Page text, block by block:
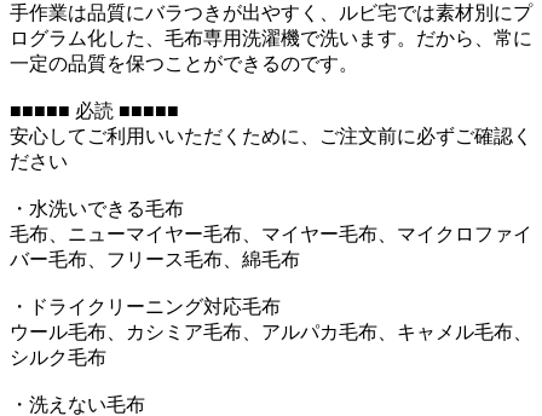
手作業は品質にバラつきが出やすく、ルビ宅では素材別にプ
ログラム化した、毛布専用洗濯機で洗います。だから、常に
一定の品質を保つことができるのです。
■■■■■ 必読 ■■■■■
安心してご利用いいただくために、ご注文前に必ずご確認く
ださい
・水洗いできる毛布
毛布、ニューマイヤー毛布、マイヤー毛布、マイクロファイ
バー毛布、フリース毛布、綿毛布
・ドライクリーニング対応毛布
ウール毛布、カシミア毛布、アルパカ毛布、キャメル毛布、
シルク毛布
・洗えない毛布